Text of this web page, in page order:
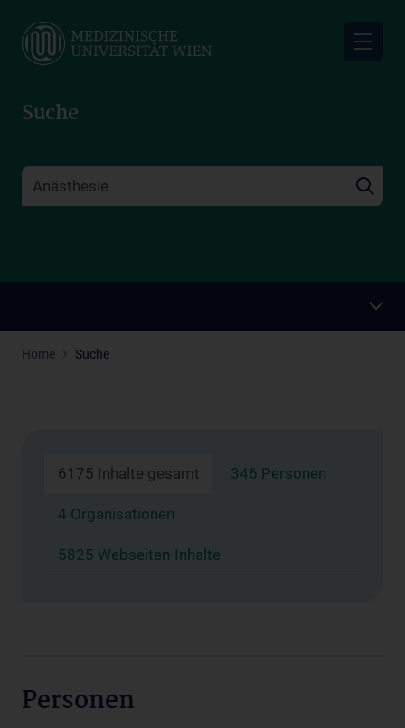
main
Suche
Home Suche
6175 Inhalte gesamt 346 Personen
4 Organisationen
5825 Webseiten-Inhalte
Personen